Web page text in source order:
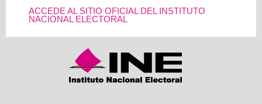
ACCEDE AL SITIO OFICIAL DEL INSTITUTO
NACIONAL ELECTORAL